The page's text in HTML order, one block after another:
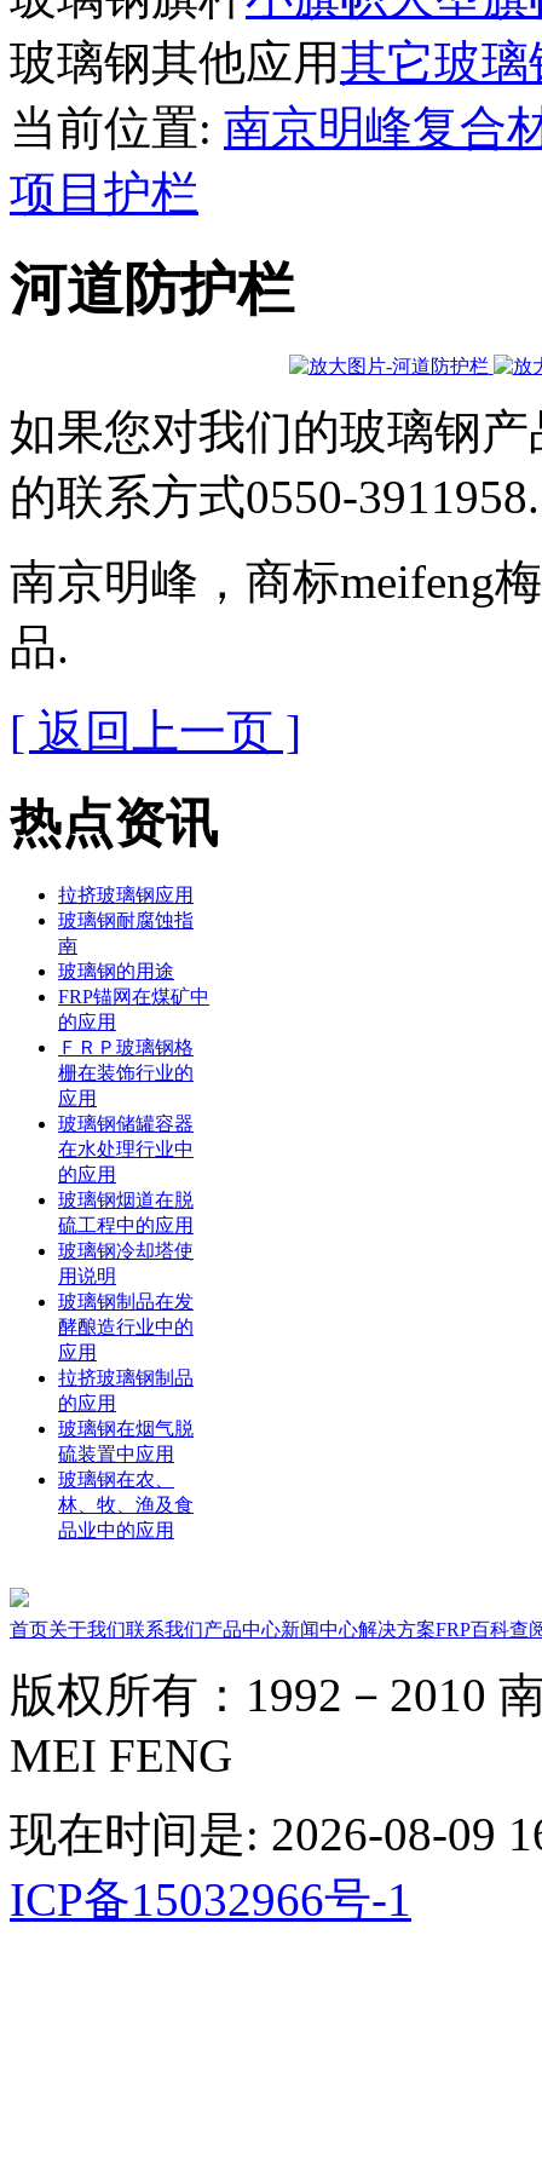
玻璃钢其他应用其它玻璃
当前位置: 南京明峰复合
项目护栏
河道防护栏
如果您对我们的玻璃钢
的联系方式0550-3911958.
南京明峰，商标meifeng
品.
[ 返回上一页 ]
热点资讯
拉挤玻璃钢应用
玻璃钢耐腐蚀指
南
玻璃钢的用途
FRP锚网在煤矿中
的应用
ＦＲＰ玻璃钢格
栅在装饰行业的
应用
玻璃钢储罐容器
在水处理行业中
的应用
玻璃钢烟道在脱
硫工程中的应用
玻璃钢冷却塔使
用说明
玻璃钢制品在发
酵酿造行业中的
应用
拉挤玻璃钢制品
的应用
玻璃钢在烟气脱
硫装置中应用
玻璃钢在农、
林、牧、渔及食
品业中的应用
首页关于我们联系我们产品中心新闻中心解决方案FRP百科查
版权所有：1992－
MEI FENG
现在时间是: 2026-08-09
ICP备15032966号-1